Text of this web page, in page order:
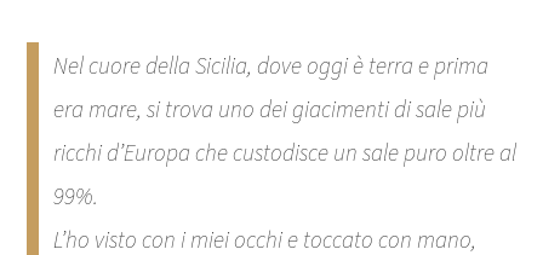
Nel cuore della Sicilia, dove oggi è terra e prima
era mare, si trova uno dei giacimenti di sale più
ricchi d’Europa che custodisce un sale puro oltre al
99%.
L’ho visto con i miei occhi e toccato con mano,